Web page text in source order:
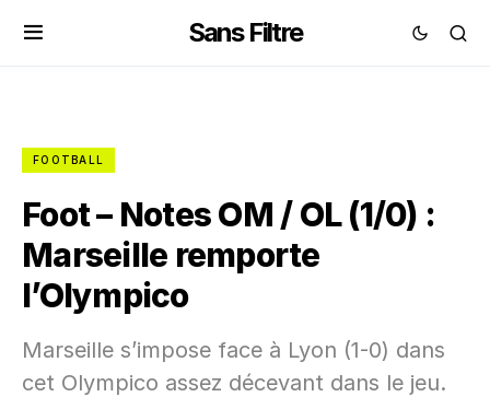
Sans Filtre
FOOTBALL
Foot – Notes OM / OL (1/0) :
Marseille remporte
l’Olympico
Marseille s’impose face à Lyon (1-0) dans
cet Olympico assez décevant dans le jeu.